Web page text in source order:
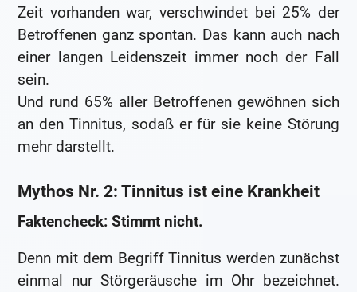
Zeit vorhanden war, verschwindet bei 25% der
Betroffenen ganz spontan. Das kann auch nach
einer langen Leidenszeit immer noch der Fall
sein.
Und rund 65% aller Betroffenen gewöhnen sich
an den Tinnitus, sodaß er für sie keine Störung
mehr darstellt.
Mythos Nr. 2: Tinnitus ist eine Krankheit
Faktencheck: Stimmt nicht.
Denn mit dem Begriff Tinnitus werden zunächst
einmal nur Störgeräusche im Ohr bezeichnet.